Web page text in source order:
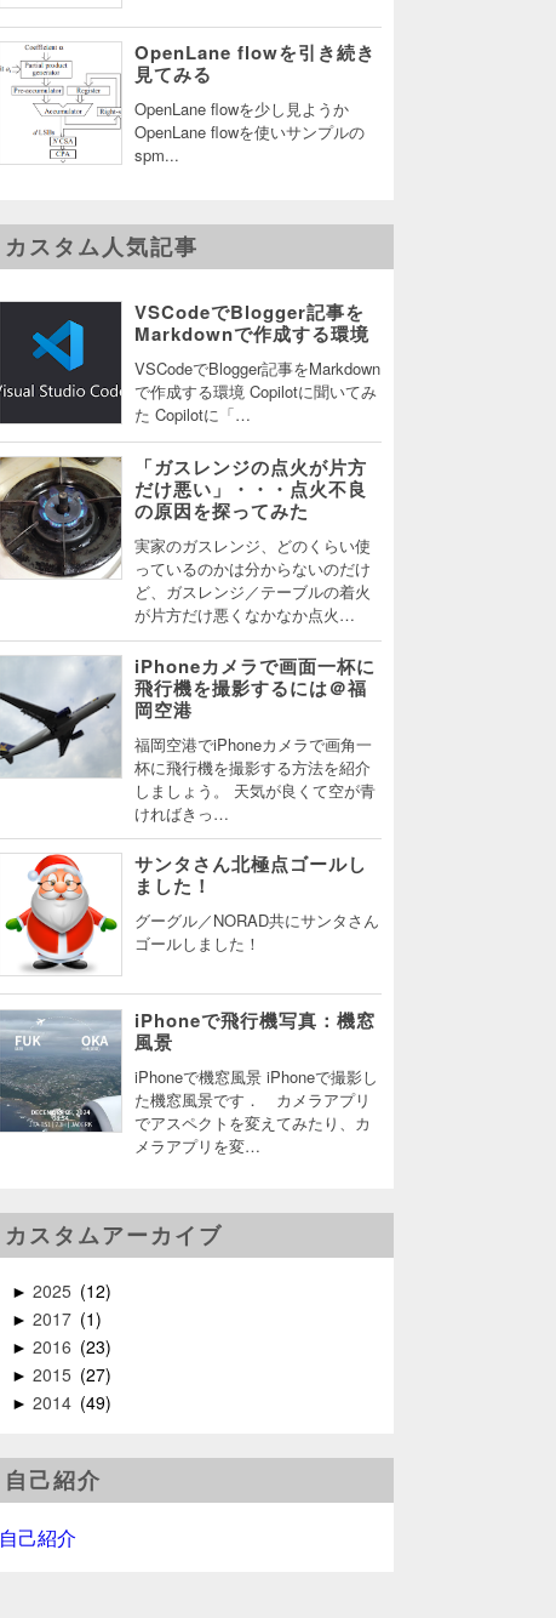
OpenLane flowを引き続き
見てみる
OpenLane flowを少し見ようか
OpenLane flowを使いサンプルの
spm...
カスタム人気記事
VSCodeでBlogger記事を
Markdownで作成する環境
VSCodeでBlogger記事をMarkdown
で作成する環境 Copilotに聞いてみ
た Copilotに「…
「ガスレンジの点火が片方
だけ悪い」・・・点火不良
の原因を探ってみた
実家のガスレンジ、どのくらい使
っているのかは分からないのだけ
ど、ガスレンジ／テーブルの着火
が片方だけ悪くなかなか点火…
iPhoneカメラで画面一杯に
飛行機を撮影するには＠福
岡空港
福岡空港でiPhoneカメラで画角一
杯に飛行機を撮影する方法を紹介
しましょう。 天気が良くて空が青
ければきっ…
サンタさん北極点ゴールし
ました！
グーグル／NORAD共にサンタさん
ゴールしました！
iPhoneで飛行機写真：機窓
風景
iPhoneで機窓風景 iPhoneで撮影し
た機窓風景です． カメラアプリ
でアスペクトを変えてみたり、カ
メラアプリを変…
カスタムアーカイブ
► 2025 12
► 2017 1
► 2016 23
► 2015 27
► 2014 49
自己紹介
自己紹介